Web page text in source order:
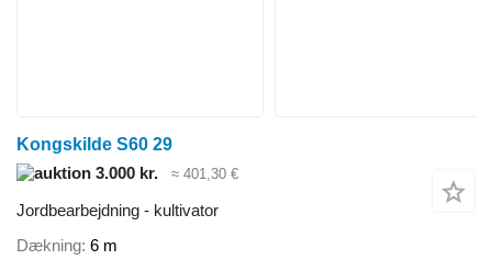
Kongskilde S60 29
3.000 kr.
≈ 401,30 €
Jordbearbejdning - kultivator
Dækning 6 m